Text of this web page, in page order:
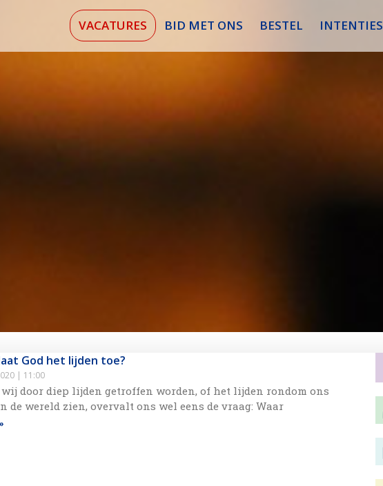
VACATURES BID MET ONS BESTEL INTENTIES
God het lijden toe?
11:00
door diep lijden getroffen worden, of het lijden rondom ons
de wereld zien, overvalt ons wel eens de vraag: Waar